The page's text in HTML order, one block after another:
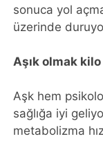
sonuca yol
üzerinde
Aşık olmak
Aşk hem
sağlığa iyi
metabolizma